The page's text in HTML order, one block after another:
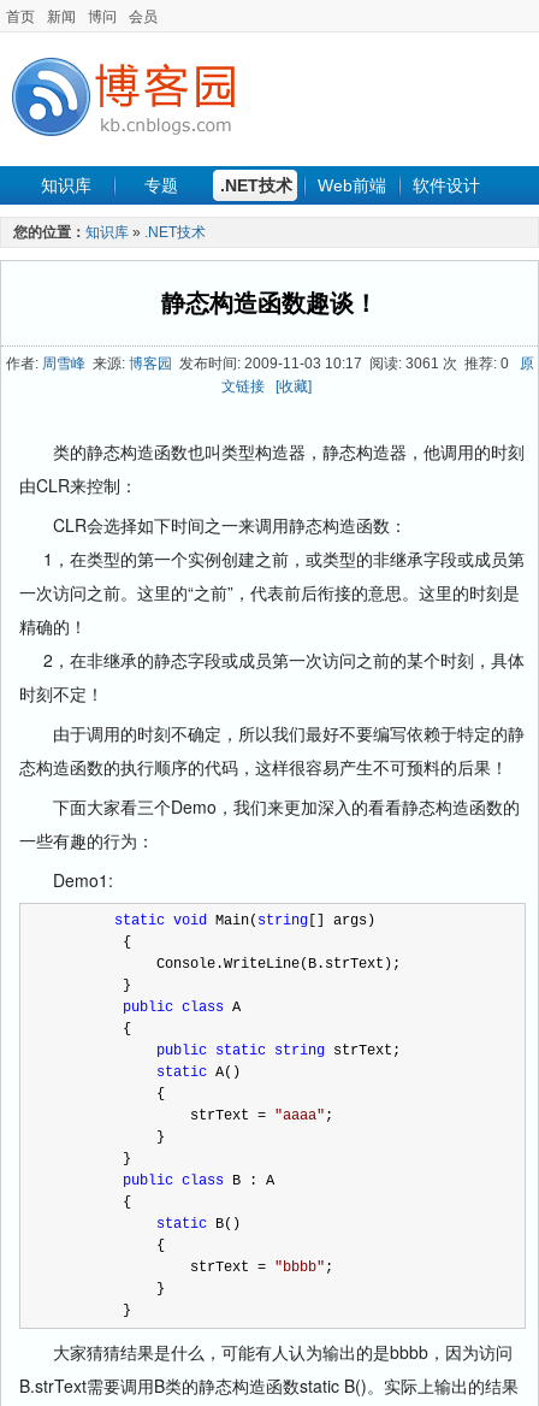
首页 新闻 博问 会员
知识库 专题 .NET技术 Web前端 软件设计
手机开发 软件工程
最新文章
您的位置： 知识库 » .NET技术
静态构造函数趣谈！
作者: 周雪峰来源: 博客园 发布时间: 2009-11-03 10:17 阅读: 3061 次 推荐: 0
原
文链接
[收藏]
类的静态构造函数也叫类型构造器，静态构造器，他调用的时刻
由CLR来控制：
CLR会选择如下时间之一来调用静态构造函数：
1，在类型的第一个实例创建之前，或类型的非继承字段或成员第
一次访问之前。这里的“之前”，代表前后衔接的意思。这里的时刻是
精确的！
2，在非继承的静态字段或成员第一次访问之前的某个时刻，具体
时刻不定！
由于调用的时刻不确定，所以我们最好不要编写依赖于特定的静
态构造函数的执行顺序的代码，这样很容易产生不可预料的后果！
下面大家看三个Demo，我们来更加深入的看看静态构造函数的
一些有趣的行为：
Demo1:
static void Main( string [] args)
        {
            Console.WriteLine(B.strText);
        }
public class A
        {
public static string strText;
static A()
            {
                strText
= "aaaa" ;
            }
        }
public class B : A
        {
static B()
            {
                strText
= "bbbb" ;
            }
        }
大家猜猜结果是什么，可能有人认为输出的是bbbb，因为访问
B.strText需要调用B类的静态构造函数static B()。实际上输出的结果